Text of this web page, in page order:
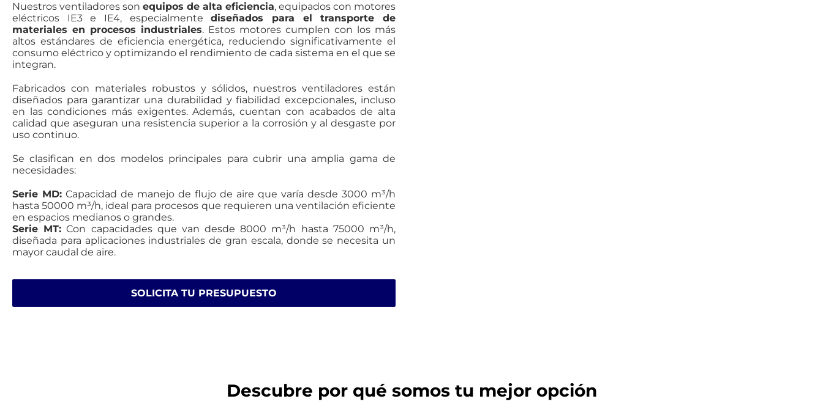
Nuestros ventiladores son equipos de alta eficiencia, equipados con motores
eléctricos IE3 e IE4, especialmentediseñados para el transporte de
materiales en procesos industriales. Estos motores cumplen con los más
altos estándares de eficiencia energética, reduciendo significativamente el
consumo eléctrico y optimizando el rendimiento de cada sistema en el que se
integran.
Fabricados con materiales robustos y sólidos, nuestros ventiladores están
diseñados para garantizar una durabilidad y fiabilidad excepcionales, incluso
en las condiciones más exigentes. Además, cuentan con acabados de alta
calidad que aseguran una resistencia superior a la corrosión y al desgaste por
uso continuo.
Se clasifican en dos modelos principales para cubrir una amplia gama de
necesidades:
Serie MD:Capacidad de manejo de flujo de aire que varía desde 3000 m³/h
hasta 50000 m³/h, ideal para procesos que requieren una ventilación eficiente
en espacios medianos o grandes.
Serie MT: Con capacidades que van desde 8000 m³/h hasta 75000 m³/h,
diseñada para aplicaciones industriales de gran escala, donde se necesita un
mayor caudal de aire.
SOLICITA TU PRESUPUESTO
Descubre por qué somos tu mejor opción